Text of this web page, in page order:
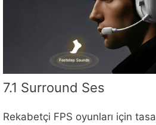
7.1 Surround Ses
Rekabetçi FPS oyunları için